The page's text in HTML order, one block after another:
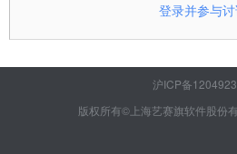
登录并参与
沪ICP备
版权所有©上海艺赛旗软件股份